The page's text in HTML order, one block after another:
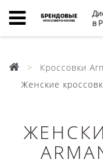
в
Кроссовки
Женские